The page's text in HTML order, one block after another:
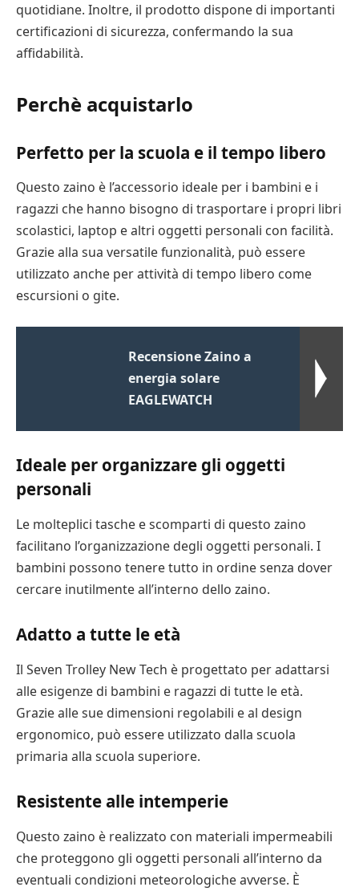
quotidiane. Inoltre, il prodotto dispone di importanti
certificazioni di sicurezza, confermando la sua
affidabilità.
Perchè acquistarlo
Perfetto per la scuola e il tempo libero
Questo zaino è l’accessorio ideale per i bambini e i
ragazzi che hanno bisogno di trasportare i propri libri
scolastici, laptop e altri oggetti personali con facilità.
Grazie alla sua versatile funzionalità, può essere
utilizzato anche per attività di tempo libero come
escursioni o gite.
Recensione Zaino a
energia solare
EAGLEWATCH
Ideale per organizzare gli oggetti
personali
Le molteplici tasche e scomparti di questo zaino
facilitano l’organizzazione degli oggetti personali. I
bambini possono tenere tutto in ordine senza dover
cercare inutilmente all’interno dello zaino.
Adatto a tutte le età
Il Seven Trolley New Tech è progettato per adattarsi
alle esigenze di bambini e ragazzi di tutte le età.
Grazie alle sue dimensioni regolabili e al design
ergonomico, può essere utilizzato dalla scuola
primaria alla scuola superiore.
Resistente alle intemperie
Questo zaino è realizzato con materiali impermeabili
che proteggono gli oggetti personali all’interno da
eventuali condizioni meteorologiche avverse. È